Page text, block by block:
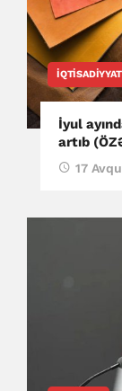
İQTISADIYYAT
İyul
artıb
17